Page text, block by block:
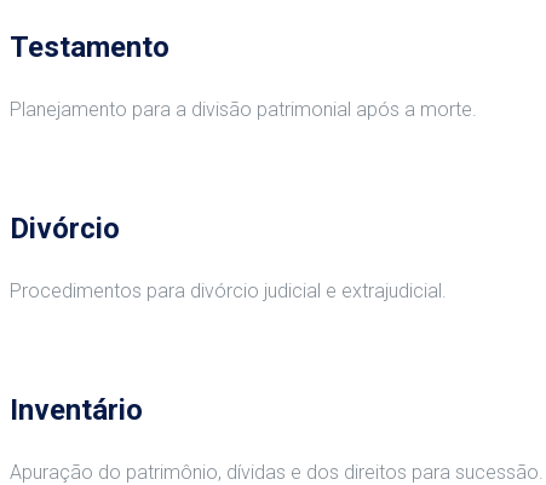
Testamento
Planejamento para a divisão patrimonial após a morte.
Divórcio
Procedimentos para divórcio judicial e extrajudicial.
Inventário
Apuração do patrimônio, dívidas e dos direitos para sucessão.